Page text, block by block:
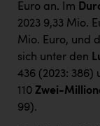
Euro an. Im
2023 9,33 Mio.
Mio. Euro, und
sich unter den
436 (2023: 386)
110 Zwei-
99).